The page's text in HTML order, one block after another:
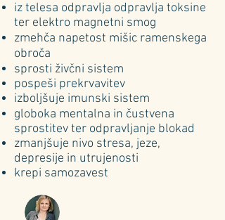
iz telesa odpravlja odpravlja toksine
ter elektro magnetni smog
zmehča napetost mišic ramenskega
obroča
sprosti živčni sistem
pospeši prekrvavitev
izboljšuje imunski sistem
globoka mentalna in čustvena
sprostitev ter odpravljanje blokad
zmanjšuje nivo stresa, jeze,
depresije in utrujenosti
krepi samozavest